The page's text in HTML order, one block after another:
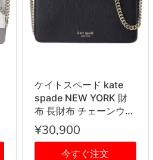
ケイトスペード kate
spade NEW YORK 財
布 長財布 チェーンウォ
レット フラップ
PWRU7604 001 ブラッ
¥30,900
今すぐ注文